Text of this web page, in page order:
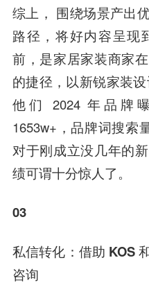
综上， 围绕场景产出
路径，将好内容呈现
前，是家居家装商家
的捷径，以新锐家装
他们 2024 年品牌
1653w+，品牌词搜索
对于刚成立没几年的
绩可谓十分惊人了。
03
私信转化：借助 KOS
咨询